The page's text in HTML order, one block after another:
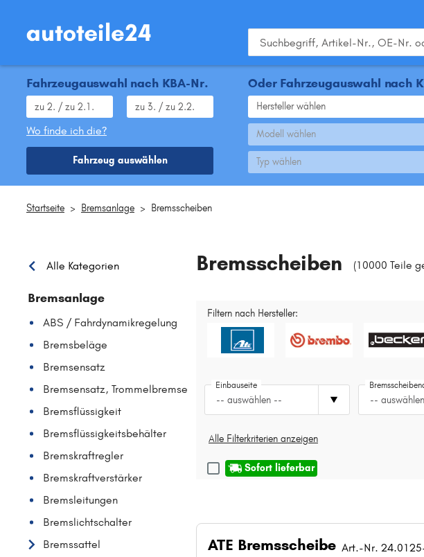
Fahrzeugauswahl nach KBA-Nr.
Wo finde ich die?
Fahrzeug auswählen
Oder Fahrzeugauswahl nach
Hersteller wählen
Modell wählen
Typ wählen
Startseite > Bremsanlage > Bremsscheiben
Alle Kategorien
Bremsanlage
ABS / Fahrdynamikregelung
Bremsbeläge
Bremsensatz
Bremsensatz, Trommelbremse
Bremsflüssigkeit
Bremsflüssigkeitsbehälter
Bremskraftregler
Bremskraftverstärker
Bremsleitungen
Bremslichtschalter
Bremssattel
Bremsscheiben (10000 Teile
Filtern nach Hersteller:
Einbauseite
-- auswählen -- --
Alle Filterkriterien anzeigen
Sofort lieferbar
ATE Bremsscheibe Art.-Nr.